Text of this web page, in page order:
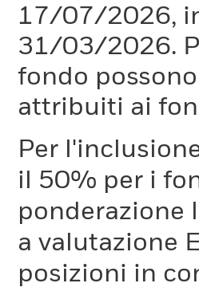
17/07/2026,
31/03/2026.
fondo
attribuiti ai
Per
il 50% per i
ponderazione
a valutazione
posizioni in